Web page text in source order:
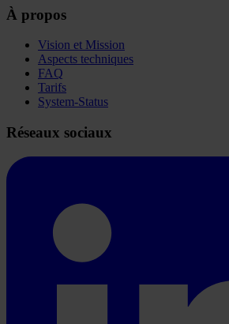
À propos
Vision et Mission
Aspects techniques
FAQ
Tarifs
System-Status
Réseaux sociaux